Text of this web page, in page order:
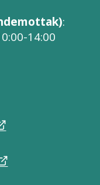
:
14:00